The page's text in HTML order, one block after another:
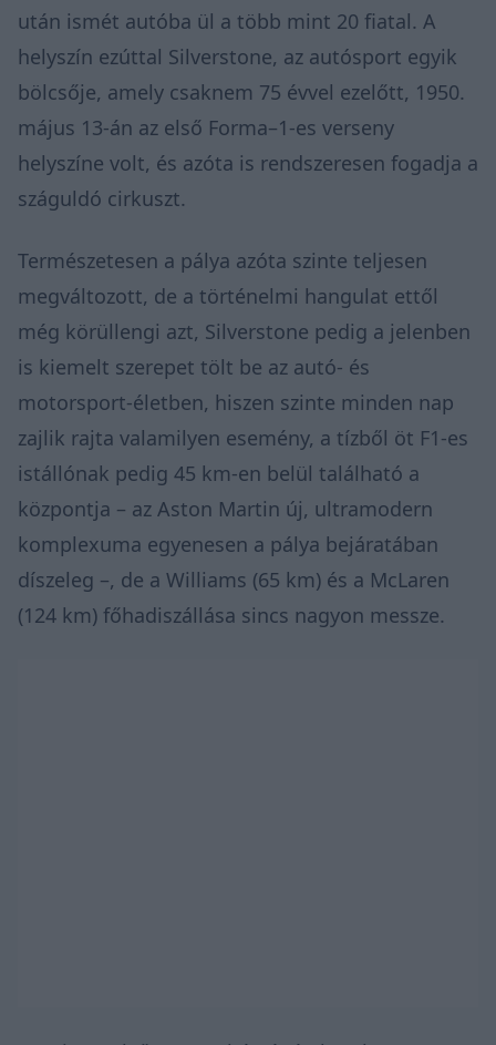
után ismét autóba ül a több mint 20 fiatal. A
helyszín ezúttal Silverstone, az autósport egyik
bölcsője, amely csaknem 75 évvel ezelőtt, 1950.
május 13-án az első Forma–1-es verseny
helyszíne volt, és azóta is rendszeresen fogadja a
száguldó cirkuszt.
Természetesen a pálya azóta szinte teljesen
megváltozott, de a történelmi hangulat ettől
még körüllengi azt, Silverstone pedig a jelenben
is kiemelt szerepet tölt be az autó- és
motorsport-életben, hiszen szinte minden nap
zajlik rajta valamilyen esemény, a tízből öt F1-es
istállónak pedig 45 km-en belül található a
központja – az Aston Martin új, ultramodern
komplexuma egyenesen a pálya bejáratában
díszeleg –, de a Williams (65 km) és a McLaren
(124 km) főhadiszállása sincs nagyon messze.